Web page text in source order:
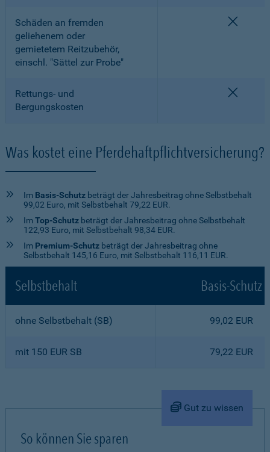
Schäden an fremden
geliehenem oder
gemietetem Reitzubehör,
einschl. "Sättel zur Probe"
Rettungs- und
Bergungskosten
Was kostet eine Pferdehaftpflichtversicherung?
Im Basis-Schutz beträgt der Jahresbeitrag ohne Selbstbehalt
99,02 Euro, mit Selbstbehalt 79,22 EUR.
ImTop-Schutz beträgt der Jahresbeitrag ohne Selbstbehalt
122,93 Euro, mit Selbstbehalt 98,34 EUR.
Im Premium-Schutz beträgt der Jahresbeitrag ohne
Selbstbehalt 145,16 Euro, mit Selbstbehalt 116,11 EUR.
Selbstbehalt Basis-Schutz
ohne Selbstbehalt (SB) 99,02 EUR
mit 150 EUR SB 79,22 EUR
Gut zu wissen
So können Sie sparen